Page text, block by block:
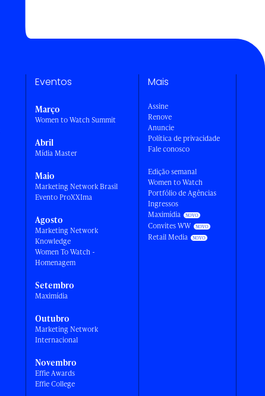
Eventos
Março
Women to Watch Summit
Abril
Mídia Master
Maio
Marketing Network Brasil
Evento ProXXIma
Agosto
Marketing Network
Knowledge
Women To Watch -
Homenagem
Setembro
Maximídia
Outubro
Marketing Network
Internacional
Novembro
Effie Awards
Effie College
Mais
Assine
Renove
Anuncie
Política de privacidade
Fale conosco
Edição semanal
Women to Watch
Portfólio de Agências
Ingressos
Maximídia
Convites WW
Retail Media